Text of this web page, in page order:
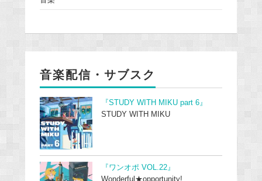
音楽配信・サブスク
『STUDY WITH MIKU part 6』
STUDY WITH MIKU
『ワンオポ VOL.22』